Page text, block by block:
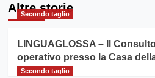
Altre storie
Secondo taglio
LINGUAGLOSSA – Il
operativo presso la Casa
Secondo taglio